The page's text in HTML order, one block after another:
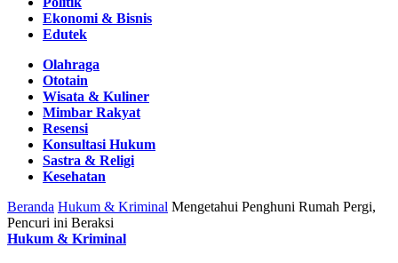
Ekonomi & Bisnis
Edutek
Olahraga
Ototain
Wisata & Kuliner
Mimbar Rakyat
Resensi
Konsultasi Hukum
Sastra & Religi
Kesehatan
Beranda Hukum & Kriminal Mengetahui Penghuni Rumah Pergi,
Pencuri ini Beraksi
Hukum & Kriminal